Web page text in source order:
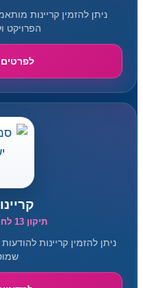
ניתן להזמין קריינות
הפרויקט
לפרטים
תיקון 13 לחוק הגנת הפרטיות